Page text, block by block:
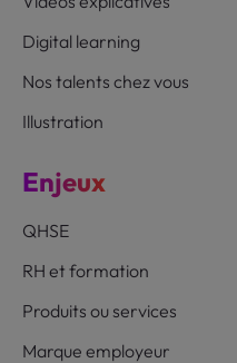
Digital learning
Nos talents chez vous
Illustration
Enjeux
QHSE
RH et formation
Produits ou services
Marque employeur